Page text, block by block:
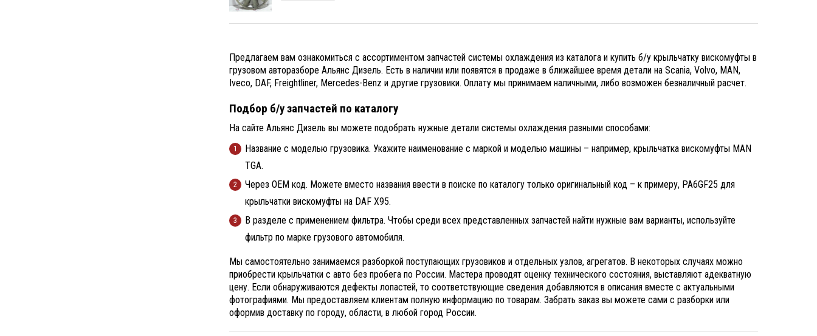
Предлагаем вам ознакомиться с ассортиментом запчастей системы охлаждения из каталога и купить б/у крыльчатку вискомуфты в
грузовом авторазборе Альянс Дизель. Есть в наличии или появятся в продаже в ближайшее время детали на Scania, Volvo, MAN,
Iveco, DAF, Freightliner, Mercedes-Benz и другие грузовики. Оплату мы принимаем наличными, либо возможен безналичный расчет.
Подбор б/у запчастей по каталогу
На сайте Альянс Дизель вы можете подобрать нужные детали системы охлаждения разными способами:
Название с моделью грузовика. Укажите наименование с маркой и моделью машины – например, крыльчатка вискомуфты MAN
TGA.
Через OEM код. Можете вместо названия ввести в поиске по каталогу только оригинальный код – к примеру, PA6GF25 для
крыльчатки вискомуфты на DAF X95.
В разделе с применением фильтра. Чтобы среди всех представленных запчастей найти нужные вам варианты, используйте
фильтр по марке грузового автомобиля.
Мы самостоятельно занимаемся разборкой поступающих грузовиков и отдельных узлов, агрегатов. В некоторых случаях можно
приобрести крыльчатки с авто без пробега по России. Мастера проводят оценку технического состояния, выставляют адекватную
цену. Если обнаруживаются дефекты лопастей, то соответствующие сведения добавляются в описания вместе с актуальными
фотографиями. Мы предоставляем клиентам полную информацию по товарам. Забрать заказ вы можете сами с разборки или
оформив доставку по городу, области, в любой город России.